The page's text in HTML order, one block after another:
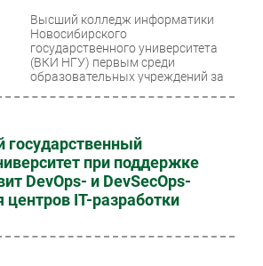
Высший колледж информатики
Новосибирского
государственного университета
(ВКИ НГУ) первым среди
образовательных учреждений за
государственный
при поддержке
DevOps- и DevSecOps-
IT-разработки